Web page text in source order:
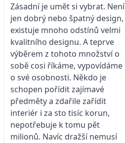
Zásadní je umět si vybrat. Není
jen dobrý nebo špatný design,
existuje mnoho odstínů velmi
kvalitního designu. A teprve
výběrem z tohoto množství o
sobě cosi říkáme, vypovídáme
o své osobnosti. Někdo je
schopen pořídit zajímavé
předměty a zdařile zařídit
interiér i za sto tisíc korun,
nepotřebuje k tomu pět
milionů. Navíc dražší nemusí